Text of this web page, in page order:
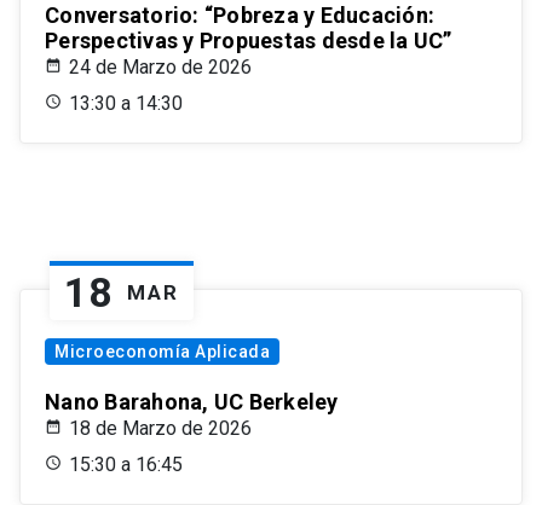
Conversatorio: “Pobreza y Educación:
Perspectivas y Propuestas desde la UC”
24 de Marzo de 2026
13:30 a 14:30
18 MAR
Microeconomía Aplicada
Nano Barahona, UC Berkeley
18 de Marzo de 2026
15:30 a 16:45